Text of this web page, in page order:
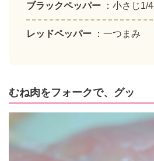
ブラックペッパー ：小さじ1/4
レッドペッパー ：一つまみ
むね肉をフォークで、グッ